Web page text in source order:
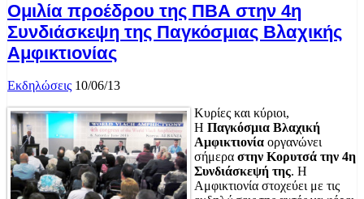
Ομιλία προέδρου της ΠΒΑ στην 4η
Συνδιάσκεψη της Παγκόσμιας Βλαχικής
Αμφικτιονίας
Εκδηλώσεις 10/06/13
Κυρίες και κύριοι,
Η Παγκόσμια Βλαχική
Αμφικτιονία οργανώνει
σήμερα στην Κορυτσά την 4η
Συνδιάσκεψή της. Η
Αμφικτιονία στοχεύει με τις